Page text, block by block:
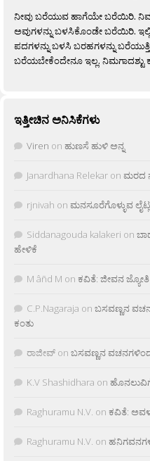
ನೀವು ಬರೆಯುವ ಹಾಗೆಯೇ ಬರೆಯಿರಿ.
ಅವುಗಳನ್ನು ಬಳಸಿಕೊಂಡೇ ಬರೆಯಿರಿ.
ಪದಗಳನ್ನು ಬಳಸಿ ಬರಹಗಳನ್ನು
ಬರೆಯಬೇಕೆಂದೇನೂ ಇಲ್ಲ. ನಿಮಗಾದಶ್ಟು
ಇತ್ತೀಚಿನ ಅನಿಸಿಕೆಗಳು
Viren on ಹುಣಸೆ ಹುಳಿ ಅನ್ನ
Janardhana Relekar on ಮರದ
rjnivah on ಮನಸೂರೆಗೊಳ್ಳುವ
Siddanagouda kalakeri on
ಹೇಳಿಕೆ
M âñd M on ಕವಿತೆ: ಜೀವನ ಜ್ಯೋತಿ
C.P.Nagaraja on ಬಸವಣ್ಣನ
ಕಂತು
ರಾಜೀವ್ on ಬಸವಣ್ಣನ
K.V Shashidhara on
Raghuramu N.V. on ಕವಿತೆ:
Raghuramu N.V. on